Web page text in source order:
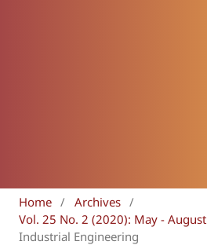
Home / Archives /
Vol. 25 No. 2 (2020): May - August
Industrial Engineering